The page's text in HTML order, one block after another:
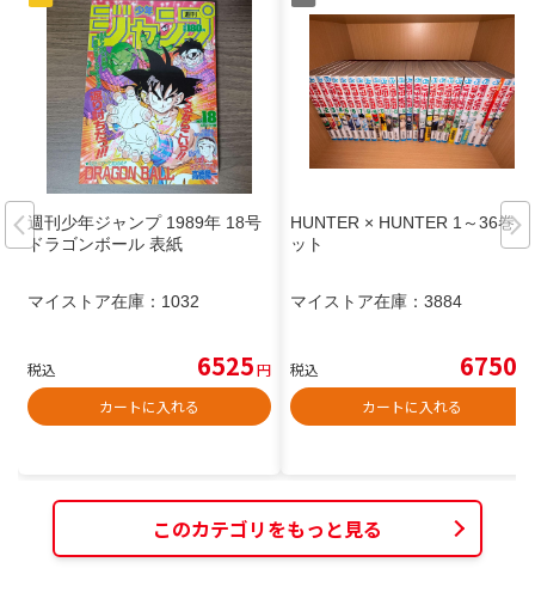
週刊少年ジャンプ 1989年 18号
ドラゴンボール 表紙
マイストア在庫： 1032
税込 6525円
カートに入れる
HUNTER × HUNTER 1～36巻セ
ット
マイストア在庫： 3884
税込 6750
カートに入れる
このカテゴリをもっと見る